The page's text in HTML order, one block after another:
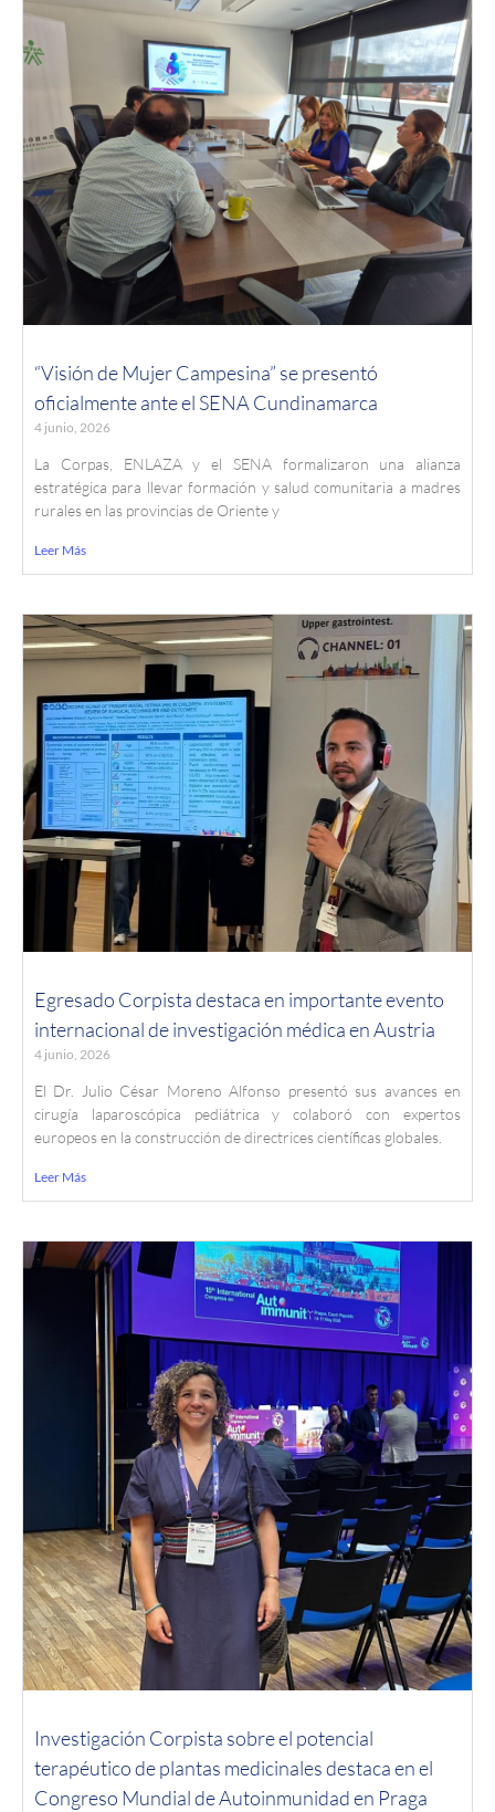
“Visión de Mujer Campesina” se presentó
oficialmente ante el SENA Cundinamarca
4 junio, 2026
La Corpas, ENLAZA y el SENA formalizaron una alianza
estratégica para llevar formación y salud comunitaria a madres
rurales en las provincias de Oriente y
Leer Más
Egresado Corpista destaca en importante evento
internacional de investigación médica en Austria
4 junio, 2026
El Dr. Julio César Moreno Alfonso presentó sus avances en
cirugía laparoscópica pediátrica y colaboró con expertos
europeos en la construcción de directrices científicas globales.
Leer Más
Investigación Corpista sobre el potencial
terapéutico de plantas medicinales destaca en el
Congreso Mundial de Autoinmunidad en Praga